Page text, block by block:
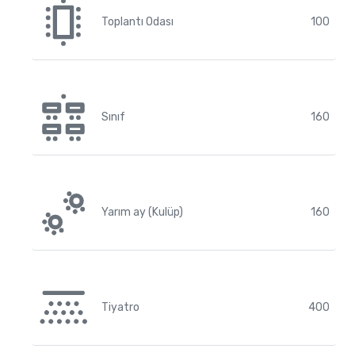
Toplantı Odası 100
Sınıf 160
Yarım ay (Kulüp) 160
Tiyatro 400